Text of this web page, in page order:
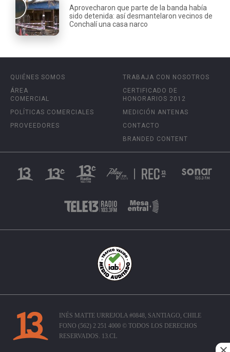
Aprovecharon que parte de la banda había
sido detenida: así desmantelaron vecinos de
Conchalí una casa narco
QUIÉNES SOMOS
ÁREA
COMERCIAL
POLÍTICAS COMERCIALES
PROVEEDORES
TRABAJA CON NOSOTROS
CERTIFICADO DE
HONORARIOS 2012
MEDICIÓN ANTENAS
CONTACTO
BRANDED CONTENT
INÉS MATTE URREJOLA #0848, SANTIAGO, CHILE
FONO (562) 2 251 4000 © TODOS LOS DERECHOS
RESERVADOS. 13.CL